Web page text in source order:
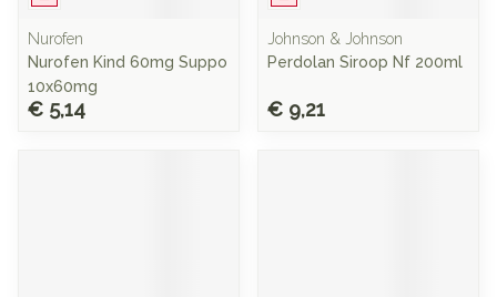
Nurofen
Nurofen Kind 60mg Suppo
10x60mg
€ 5,14
Johnson & Johnson
Perdolan Siroop Nf 200ml
€ 9,21